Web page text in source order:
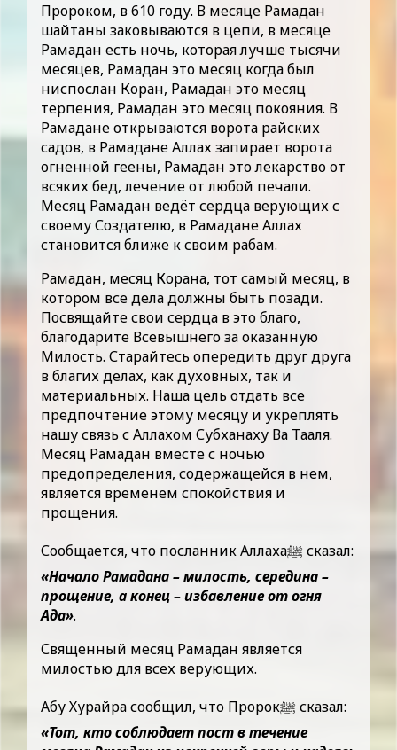
Пророком, в 610 году. В месяце Рамадан
шайтаны заковываются в цепи, в месяце
Рамадан есть ночь, которая лучше тысячи
месяцев, Рамадан это месяц когда был
ниспослан Коран, Рамадан это месяц
терпения, Рамадан это месяц покояния. В
Рамадане открываются ворота райских
садов, в Рамадане Аллах запирает ворота
огненной геены, Рамадан это лекарство от
всяких бед, лечение от любой печали.
Месяц Рамадан ведёт сердца верующих с
своему Создателю, в Рамадане Аллах
становится ближе к своим рабам.
Рамадан, месяц Корана, тот самый месяц, в
котором все дела должны быть позади.
Посвящайте свои сердца в это благо,
благодарите Всевышнего за оказанную
Милость. Старайтесь опередить друг друга
в благих делах, как духовных, так и
материальных. Наша цель отдать все
предпочтение этому месяцу и укреплять
нашу связь с Аллахом Субханаху Ва Тааля.
Месяц Рамадан вместе с ночью
предопределения, содержащейся в нем,
является временем спокойствия и
прощения.
Сообщается, что посланник Аллахаﷺ сказал:
«Начало Рамадана – милость, середина –
прощение, а конец – избавление от огня
Ада».
Священный месяц Рамадан является
милостью для всех верующих.
Абу Хурайра сообщил, что Пророкﷺ сказал:
«Тот, кто соблюдает пост в течение